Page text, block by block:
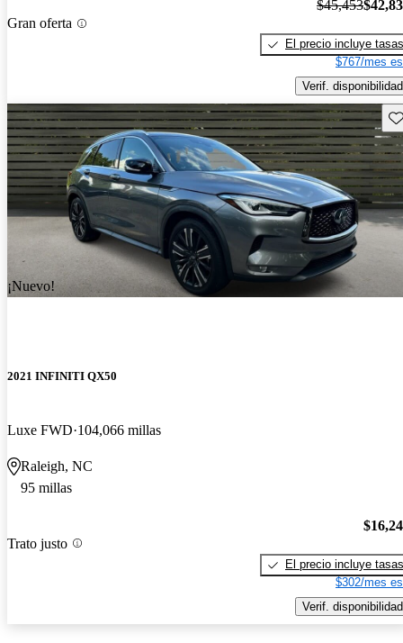
Gran oferta
$45,453
El precio incluye tasas
$767/mes
Verif. disponibilidad
¡Nuevo!
2021 INFINITI QX50
Luxe FWD 104,066 millas
Raleigh, NC
95 millas
Trato justo
El precio incluye tasas
$302/mes
Verif. disponibilidad